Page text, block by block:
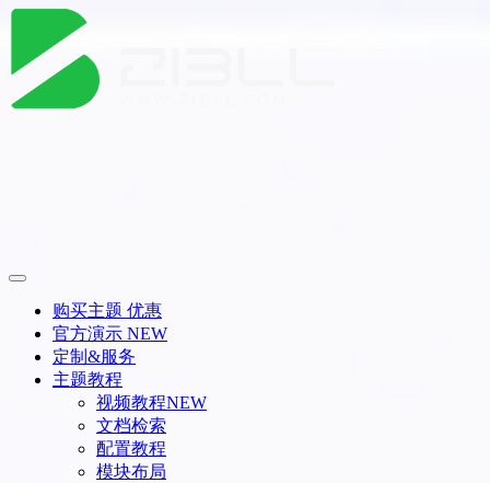
购买主题 优惠
官方演示 NEW
定制&服务
主题教程
视频教程NEW
文档检索
配置教程
模块布局